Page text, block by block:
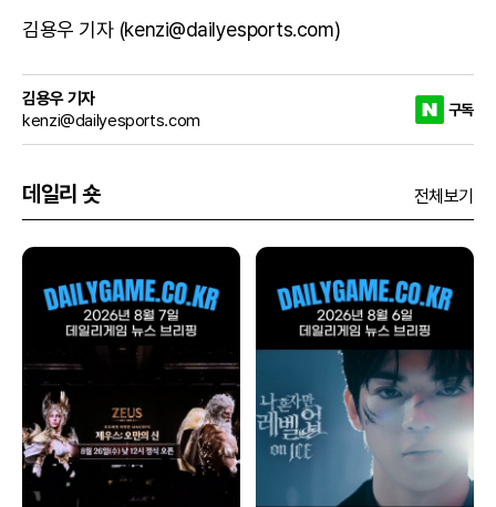
김용우 기자 (kenzi@dailyesports.com)
김용우 기자
kenzi@dailyesports.com
구독
데일리 숏 전체보기